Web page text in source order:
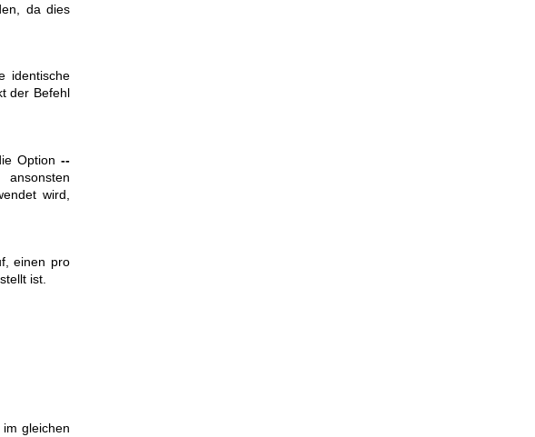
da dies
identische
der Befehl
Option --
wird,
einen pro
ist.
gleichen